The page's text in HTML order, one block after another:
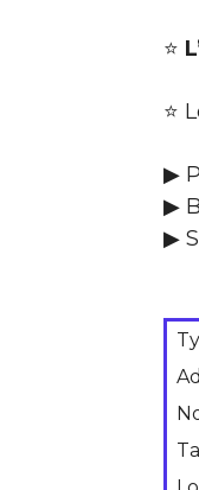
⭐
⭐
▶
▶
▶